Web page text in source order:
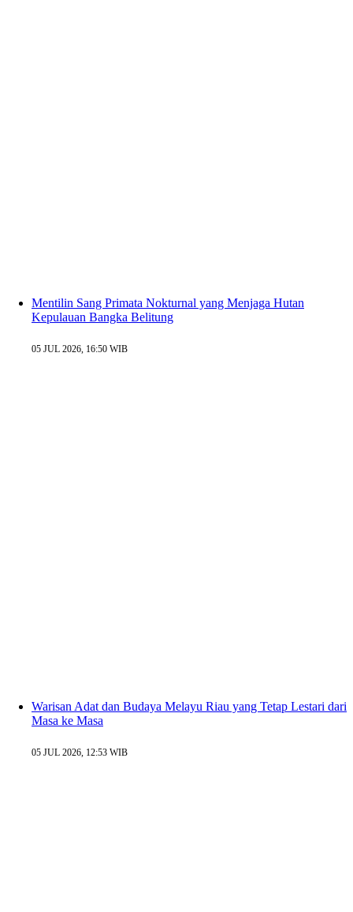
Mentilin Sang Primata Nokturnal yang Menjaga Hutan
Kepulauan Bangka Belitung
05 JUL 2026, 16:50 WIB
Warisan Adat dan Budaya Melayu Riau yang Tetap Lestari dari
Masa ke Masa
05 JUL 2026, 12:53 WIB